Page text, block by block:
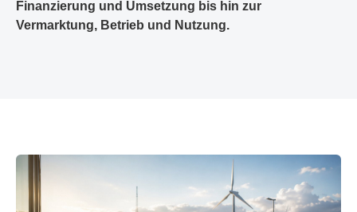
Finanzierung und Umsetzung bis hin zur
Vermarktung, Betrieb und Nutzung.